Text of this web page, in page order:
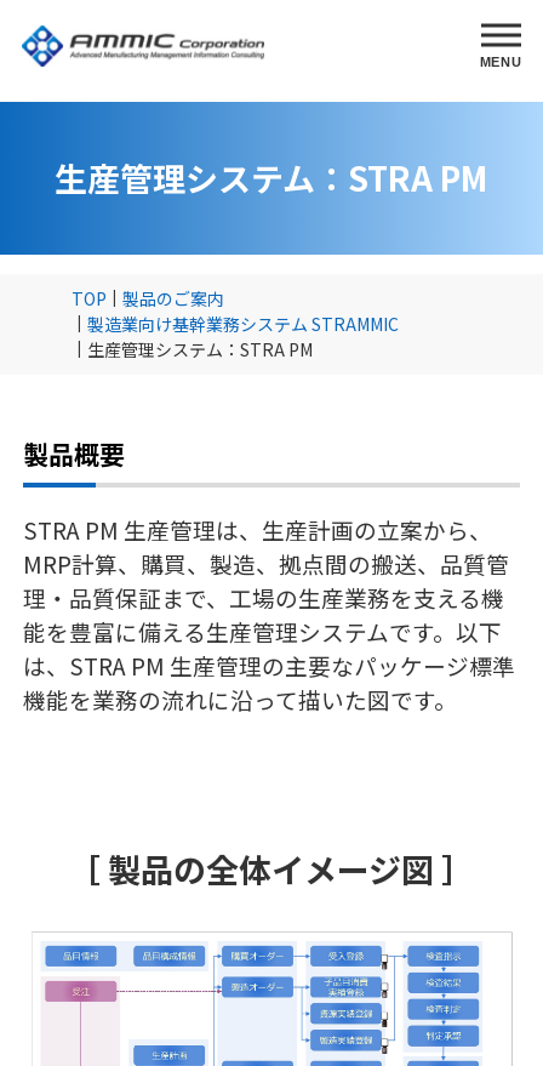
MENU
生産管理システム：STRA PM
TOP
製品のご案内
製造業向け基幹業務システム STRAMMIC
生産管理システム：STRA PM
製品概要
STRA PM 生産管理は、生産計画の立案から、
MRP計算、購買、製造、拠点間の搬送、品質管
理・品質保証まで、工場の生産業務を支える機
能を豊富に備える生産管理システムです。以下
は、STRA PM 生産管理の主要なパッケージ標準
機能を業務の流れに沿って描いた図です。
［ 製品の全体イメージ図 ］